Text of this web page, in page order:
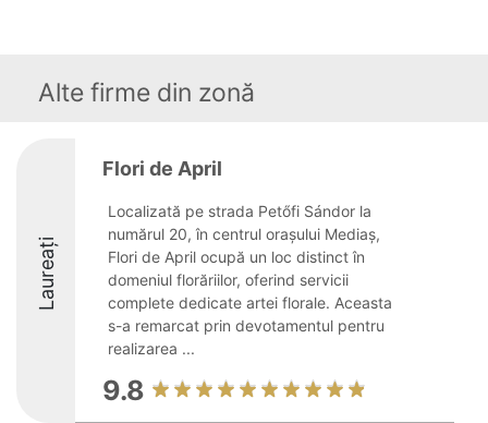
Alte firme din zonă
Laureați
Flori de April
Localizată pe strada Petőfi Sándor la
numărul 20, în centrul orașului Mediaș,
Flori de April ocupă un loc distinct în
domeniul florăriilor, oferind servicii
complete dedicate artei florale. Aceasta
s-a remarcat prin devotamentul pentru
realizarea ...
9.8